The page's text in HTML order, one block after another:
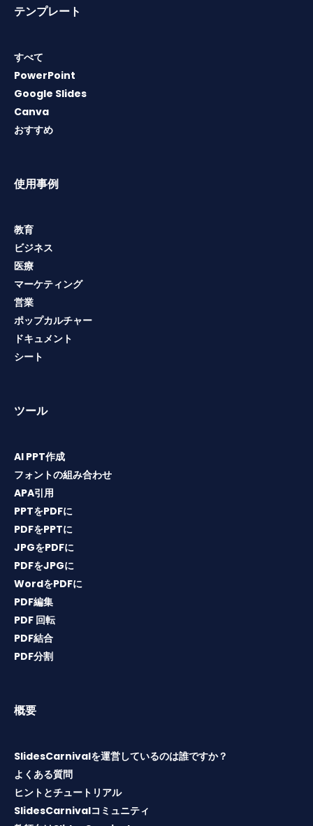
テンプレート
すべて
PowerPoint
Google Slides
Canva
おすすめ
使用事例
教育
ビジネス
医療
マーケティング
営業
ポップカルチャー
ドキュメント
シート
ツール
AI PPT作成
フォントの組み合わせ
APA引用
PPTをPDFに
PDFをPPTに
JPGをPDFに
PDFをJPGに
WordをPDFに
PDF編集
PDF 回転
PDF結合
PDF分割
概要
SlidesCarnivalを運営しているのは誰ですか？
よくある質問
ヒントとチュートリアル
SlidesCarnivalコミュニティ